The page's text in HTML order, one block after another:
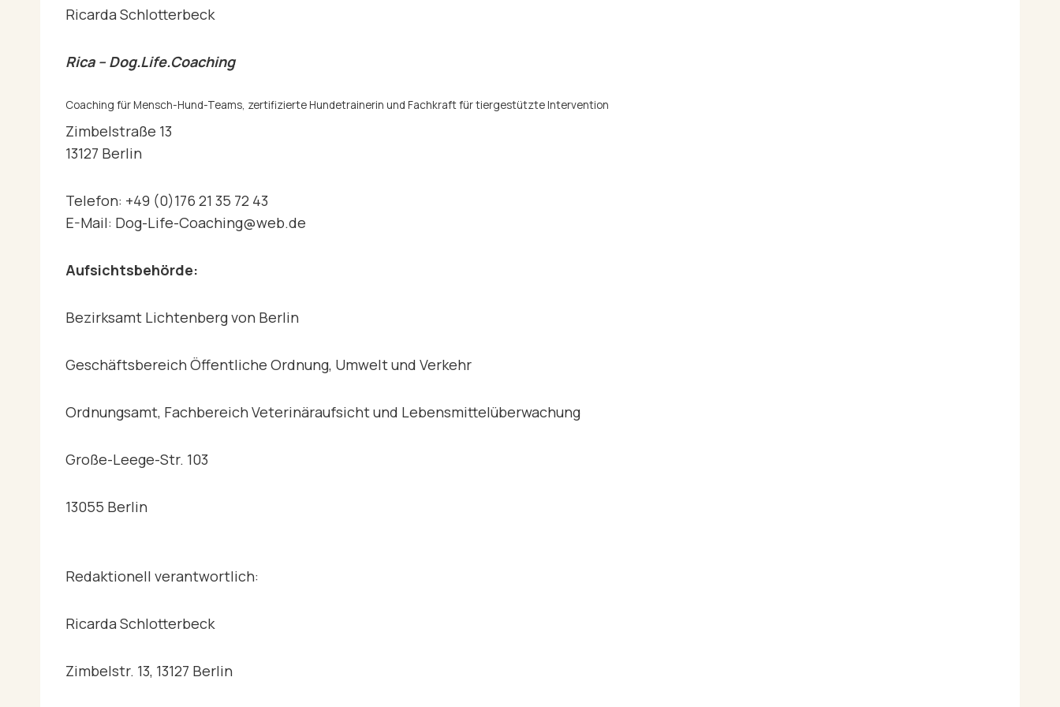
Ricarda Schlotterbeck
Rica – Dog.Life.Coaching
Coaching für Mensch-Hund-Teams, zertifizierte Hundetrainerin und Fachkraft für tiergestützte Intervention
Zimbelstraße 13
13127 Berlin
Telefon: +49 (0)176 21 35 72 43
E-Mail: Dog-Life-Coaching@web.de
Aufsichtsbehörde:
Bezirksamt Lichtenberg von Berlin
Geschäftsbereich Öffentliche Ordnung, Umwelt und Verkehr
Ordnungsamt, Fachbereich Veterinäraufsicht und Lebensmittelüberwachung
Große-Leege-Str. 103
13055 Berlin
Redaktionell verantwortlich:
Ricarda Schlotterbeck
Zimbelstr. 13, 13127 Berlin